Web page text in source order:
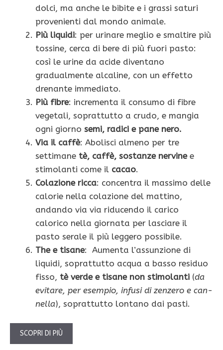
dolci, ma anche le bibite e i grassi sa­turi
provenienti dal mondo animale.
Più liquidi: per urinare meglio e smaltire più
tossine, cerca di bere di più fuori pasto:
così le urine da acide diventa­no
gradualmente alcaline, con un effetto
drenante immediato.
Più fibre: incrementa il consumo di fibre
vegetali, soprattutto a crudo, e man­gia
ogni giorno semi, radici e pane nero.
Via il caffè: Abolisci almeno per tre
settimane tè, caffè, sostanze ner­vinee
stimolanti come il cacao.
Colazione ricca: concentra il massimo delle
calorie nella colazione del mattino,
andando via via riducendo il cari­co
calorico nella giornata per lasciare il
pasto serale il più leggero possibile.
The e tisane: Aumenta l’assunzione di
liquidi, soprattutto acqua a basso residuo
fisso, tè verde e tisane non stimolanti (da
evitare, per esempio, infusi di zenzero e can­
nella), soprattutto lontano dai pasti.
SCOPRI DI PIÙ